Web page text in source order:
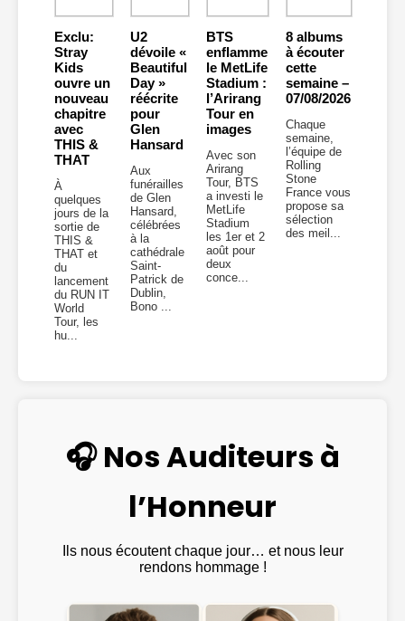
Exclu:
Stray
Kids
ouvre un
nouveau
chapitre
avec
THIS &
THAT
À
quelques
jours de la
sortie de
THIS &
THAT et
du
lancement
du RUN IT
World
Tour, les
hu...
U2
dévoile «
Beautiful
Day »
réécrite
pour
Glen
Hansard
Aux
funérailles
de Glen
Hansard,
célébrées
à la
cathédrale
Saint-
Patrick de
Dublin,
Bono ...
BTS
enflamme
le MetLife
Stadium :
l’Arirang
Tour en
images
Avec son
Arirang
Tour, BTS
a investi le
MetLife
Stadium
les 1er et 2
août pour
deux
conce...
8 albums
à écouter
cette
semaine –
07/08/2026
Chaque
semaine,
l’équipe de
Rolling
Stone
France vous
propose sa
sélection
des meil...
🎧 Nos Auditeurs à
l’Honneur
Ils nous écoutent chaque jour… et nous leur
rendons hommage !